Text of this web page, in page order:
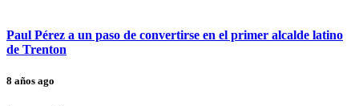
Paul Pérez a un paso de convertirse en el primer alcalde latino
de Trenton
8 años ago